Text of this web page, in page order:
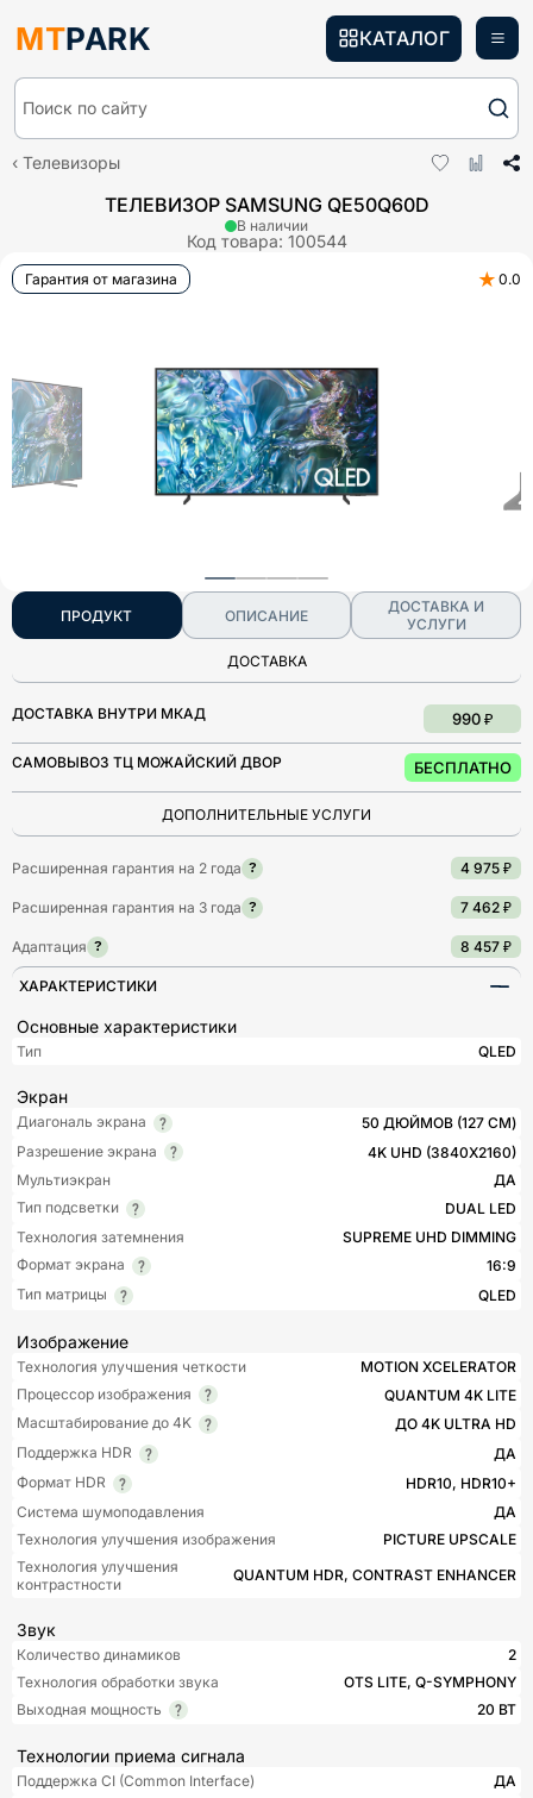
MTPARK
Поиск по сайту
КАТАЛОГ
Телевизоры
ТЕЛЕВИЗОР SAMSUNG QE50Q60D
Код товара: 100544
В наличии
Гарантия от магазина ★ 0.0
ПРОДУКТ ОПИСАНИЕ
ДОСТАВКА И
УСЛУГИ
ДОСТАВКА
ДОСТАВКА ВНУТРИ МКАД 990 ₽
САМОВЫВОЗ ТЦ МОЖАЙСКИЙ ДВОР БЕСПЛАТНО
ДОПОЛНИТЕЛЬНЫЕ УСЛУГИ
Расширенная гарантия на 2 года ? 4 975 ₽
Расширенная гарантия на 3 года ? 7 462 ₽
Адаптация ? 8 457 ₽
ХАРАКТЕРИСТИКИ
Основные характеристики
Тип QLED
Экран
Диагональ экрана
50 ДЮЙМОВ (127 СМ)
Разрешение экрана
4K UHD (3840X2160)
Мультиэкран
ДА
Тип подсветки
DUAL LED
Технология затемнения
SUPREME UHD DIMMING
Формат экрана
16:9
Тип матрицы
QLED
Изображение
Технология улучшения четкости
MOTION XCELERATOR
Процессор изображения
QUANTUM 4K LITE
Масштабирование до 4K
ДО 4K ULTRA HD
Поддержка HDR
ДА
Формат HDR
HDR10, HDR10+
Система шумоподавления
ДА
Технология улучшения изображения
PICTURE UPSCALE
Технология улучшения
контрастности
QUANTUM HDR, CONTRAST ENHANCER
Звук
Количество динамиков
2
Технология обработки звука
OTS LITE, Q-SYMPHONY
Выходная мощность
20 ВТ
Технологии приема сигнала
Поддержка CI (Common Interface)
ДА